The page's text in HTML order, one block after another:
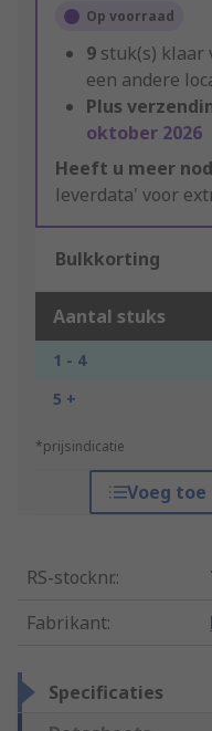
Op voorraad
9 stuk(s) klaar
een andere
Plus
oktober 2026
Heeft u meer
leverdata' voor
Bulkkorting
Aantal stuks
1 - 4
5 +
*prijsindicatie
Voeg
RS-stocknr.:
Fabrikant:
Specificaties